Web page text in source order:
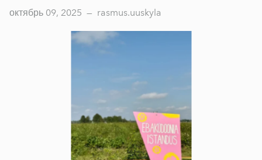
октябрь 09, 2025 — rasmus.uuskyla